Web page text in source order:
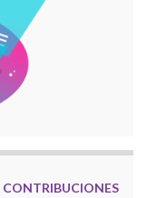
CONTRIBUCIONES